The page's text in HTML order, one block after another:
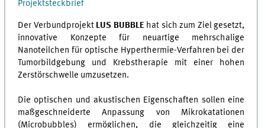
Projektsteckbrief
Der VerbundprojektLUS BUBBLEhat sich zum Ziel gesetzt,
innovative Konzepte für neuartige mehrschalige
Nanoteilchen für optische Hyperthermie-Verfahren bei der
Tumorbildgebung und Krebstherapie mit einer hohen
Zerstörschwelle umzusetzen.
Die optischen und akustischen Eigenschaften sollen eine
maßgeschneiderte Anpassung von Mikrokatationen
(Microbubbles) ermöglichen, die gleichzeitig eine